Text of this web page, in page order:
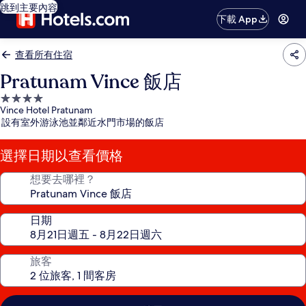
跳到主要內容
下載 App
查看所有住宿
Pratunam Vince 飯店
4.0
星
級
住
宿
Vince Hotel Pratunam
設有室外游泳池並鄰近水門市場的飯店
選擇日期以查看價格
想要去哪裡？
日期
旅客